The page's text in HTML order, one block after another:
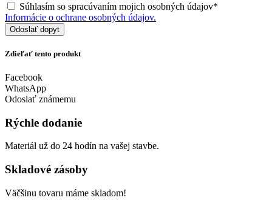
Súhlasím so spracúvaním mojich osobných údajov*
Informácie o ochrane osobných údajov.
Odoslať dopyt
Zdieľať tento produkt
Facebook
WhatsApp
Odoslať známemu
Rýchle dodanie
Materiál už do 24 hodín na vašej stavbe.
Skladové zásoby
Väčšinu tovaru máme skladom!